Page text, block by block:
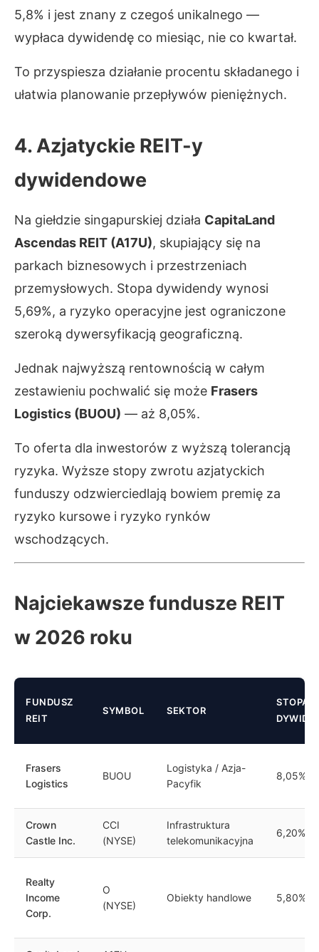
5,8% i jest znany z czegoś unikalnego —
wypłaca dywidendę co miesiąc, nie co kwartał.
To przyspiesza działanie procentu składanego i
ułatwia planowanie przepływów pieniężnych.
4. Azjatyckie REIT-y
dywidendowe
Na giełdzie singapurskiej działa CapitaLand
Ascendas REIT (A17U), skupiający się na
parkach biznesowych i przestrzeniach
przemysłowych. Stopa dywidendy wynosi
5,69%, a ryzyko operacyjne jest ograniczone
szeroką dywersyfikacją geograficzną.
Jednak najwyższą rentownością w całym
zestawieniu pochwalić się może Frasers
Logistics (BUOU) — aż 8,05%.
To oferta dla inwestorów z wyższą tolerancją
ryzyka. Wyższe stopy zwrotu azjatyckich
funduszy odzwierciedlają bowiem premię za
ryzyko kursowe i ryzyko rynków
wschodzących.
Najciekawsze fundusze REIT
w 2026 roku
FUNDUSZ
REIT
SYMBOL SEKTOR
STOPA
Frasers
Logistics
BUOU
Logistyka / Azja-
Pacyfik
8,05%
Crown
Castle Inc.
CCI
(NYSE)
Infrastruktura
telekomunikacyjna
6,20%
Realty
Income
Corp.
O
(NYSE)
Obiekty handlowe 5,80%